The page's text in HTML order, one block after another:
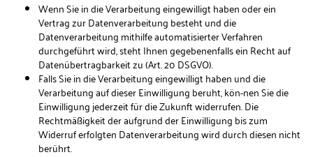
Wenn Sie in die Verarbeitung eingewilligt haben oder ein
Vertrag zur Datenverarbeitung besteht und die
Datenverarbeitung mithilfe automatisierter Verfahren
durchgeführt wird, steht Ihnen gegebenenfalls ein Recht auf
Datenübertragbarkeit zu (Art. 20 DSGVO).
Falls Sie in die Verarbeitung eingewilligt haben und die
Verarbeitung auf dieser Einwilligung beruht, kön-nen Sie die
Einwilligung jederzeit für die Zukunft widerrufen. Die
Rechtmäßigkeit der aufgrund der Einwilligung bis zum
Widerruf erfolgten Datenverarbeitung wird durch diesen nicht
berührt.